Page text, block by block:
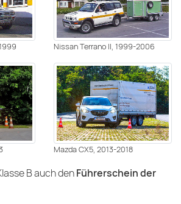
Nissan Terrano II, 1999-2006
Mazda CX5, 2013-2018
B auch denFührerschein der